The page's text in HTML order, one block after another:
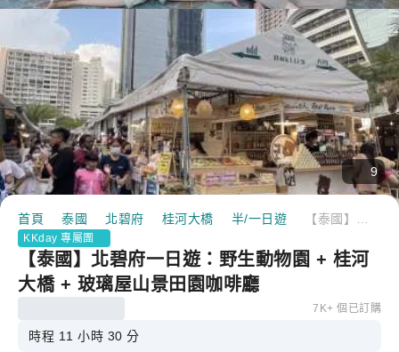
9
首頁 泰國 北碧府 桂河大橋 半/一日遊
KKday 專屬團
【泰國】北碧府一日遊：野生動物園 + 桂河
大橋 + 玻璃屋山景田園咖啡廳
7K+ 個已訂購
時程 11 小時 30 分